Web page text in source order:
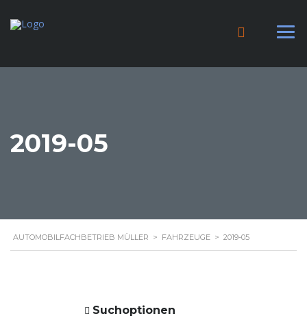
2019-05
AUTOMOBILFACHBETRIEB MÜLLER > FAHRZEUGE > 2019-05
Suchoptionen